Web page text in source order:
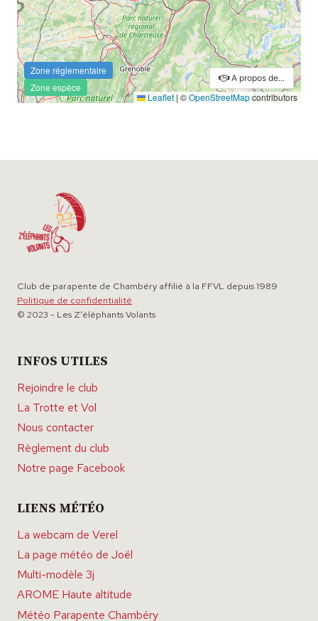
Club de parapente de Chambéry affilié à la FFVL depuis 1989
Politique de confidentialité
© 2023 - Les Z'éléphants Volants
INFOS UTILES
Rejoindre le club
La Trotte et Vol
Nous contacter
Règlement du club
Notre page Facebook
LIENS MÉTÉO
La webcam de Verel
La page météo de Joël
Multi-modèle 3j
AROME Haute altitude
Météo Parapente Chambéry